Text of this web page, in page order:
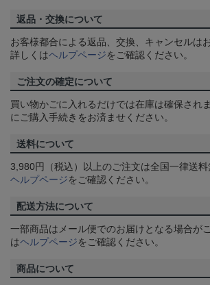
返品・交換について
お客様都合による返品、交換、キャンセルは
詳しくはヘルプページをご確認ください。
ご注文の確定について
買い物かごに入れるだけでは在庫は確保され
にご購入手続きをお済ませください。
送料について
3,980円（税込）以上のご注文は全国一律送
ヘルプページをご確認ください。
配送方法について
一部商品はメール便でのお届けとなる場合が
はヘルプページをご確認ください。
商品について